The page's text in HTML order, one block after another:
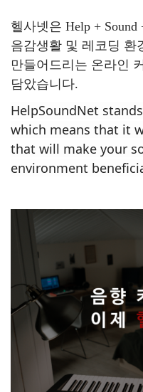
헬사넷은 Help +
음감생활 및 레코딩 환
만들어드리는 온라인
담았습니다.
HelpSoundNet
which means that it
that will make your
environment